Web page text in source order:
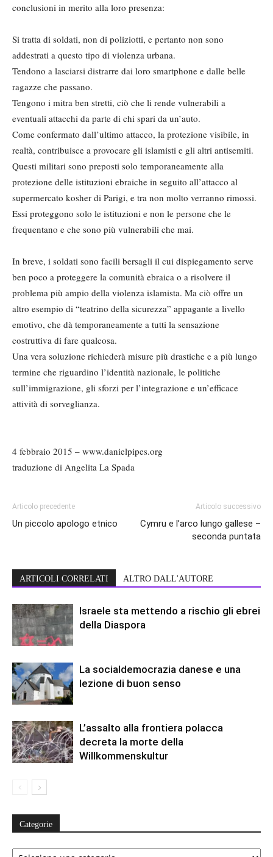
conclusioni in merito alla loro presenza:
Si tratta di soldati, non di poliziotti, e pertanto non sono
addestrati a questo tipo di violenza urbana.
Tendono a lasciarsi distrarre dai loro smartphone e dalle belle
ragazze che passano.
Tengono i mitra ben stretti, ciò che li rende vulnerabili a
eventuali attacchi da parte di chi spari da un’auto.
Come confermato dall’ultimo attacco, la protezione visibile, in
realtà, contribuisce a provocare gli islamisti e gli altri antisemiti.
Questi militari sono preposti solo temporaneamente alla
protezione delle istituzioni ebraiche in seguito all’attacco al
supermercato kosher di Parigi, e tra non molto verranno rimossi.
Essi proteggono solo le istituzioni e non le persone che le
frequentano e che sono più vulnerabili che mai.
In breve, i soldati sono facili bersagli il cui dispiegamento serve
ben poco a proteggere la comunità ebraica o a risolvere il
problema più ampio della violenza islamista. Ma ciò offre un
altro esempio di “teatrino della sicurezza” appagante a livello
emotivo, che dà temporaneamente a tutti la sensazione
costruttiva di fare qualcosa.
Una vera soluzione richiederà misure più drastiche e a più lungo
termine che riguardino l’identità nazionale, le politiche
sull’immigrazione, gli sforzi per l’integrazione e un’efficace
attività di sorveglianza.
4 febbraio 2015 – www.danielpipes.org
traduzione di Angelita La Spada
Articolo precedente
Un piccolo apologo etnico
Articolo successivo
Cymru e l’arco lungo gallese –
seconda puntata
ARTICOLI CORRELATI ALTRO DALL'AUTORE
Israele sta mettendo a rischio gli ebrei
della Diaspora
La socialdemocrazia danese e una
lezione di buon senso
L’assalto alla frontiera polacca
decreta la morte della
Willkommenskultur
Categorie
Categorie